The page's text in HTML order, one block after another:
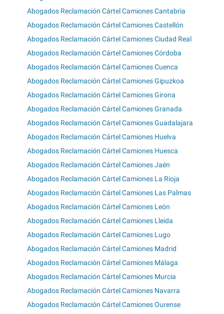
Abogados Reclamación Cártel Camiones Cantabria
Abogados Reclamación Cártel Camiones Castellón
Abogados Reclamación Cártel Camiones Ciudad Real
Abogados Reclamación Cártel Camiones Córdoba
Abogados Reclamación Cártel Camiones Cuenca
Abogados Reclamación Cártel Camiones Gipuzkoa
Abogados Reclamación Cártel Camiones Girona
Abogados Reclamación Cártel Camiones Granada
Abogados Reclamación Cártel Camiones Guadalajara
Abogados Reclamación Cártel Camiones Huelva
Abogados Reclamación Cártel Camiones Huesca
Abogados Reclamación Cártel Camiones Jaén
Abogados Reclamación Cártel Camiones La Rioja
Abogados Reclamación Cártel Camiones Las Palmas
Abogados Reclamación Cártel Camiones León
Abogados Reclamación Cártel Camiones Lleida
Abogados Reclamación Cártel Camiones Lugo
Abogados Reclamación Cártel Camiones Madrid
Abogados Reclamación Cártel Camiones Málaga
Abogados Reclamación Cártel Camiones Murcia
Abogados Reclamación Cártel Camiones Navarra
Abogados Reclamación Cártel Camiones Ourense